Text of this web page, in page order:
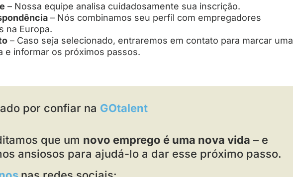
– Nossa equipe analisa cuidadosamente sua inscrição.
– Nós combinamos seu perfil com empregadores
na Europa.
– Caso seja selecionado, entraremos em contato para marcar uma
e informar os próximos passos.
por confiar na GOtalent
que um novo emprego é uma nova vida – e
ansiosos para ajudá-lo a dar esse próximo passo.